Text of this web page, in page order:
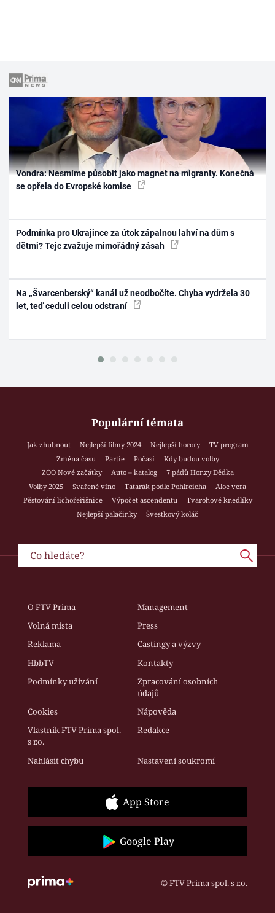
Vondra: Nesmíme působit jako magnet na migranty. Konečná
se opřela do Evropské komise
Podmínka pro Ukrajince za útok zápalnou lahví na dům s
dětmi? Tejc zvažuje mimořádný zásah
Na „Švarcenberský“ kanál už neodbočíte. Chyba vydržela 30
let, teď ceduli celou odstraní
Populární témata
Jak zhubnout Nejlepší filmy 2024 Nejlepší horory
TV program
Změna času
Partie Počasí
Kdy budou volby
ZOO Nové začátky
Auto – katalog
7 pádů Honzy Dědka
Volby 2025
Svařené víno Tatarák podle Pohlreicha
Aloe vera
Pěstování lichořeřišnice
Výpočet ascendentu
Tvarohové knedlíky
Nejlepší palačinky
Švestkový koláč
O FTV Prima
Management
Volná místa
Press
Reklama
Castingy a výzvy
HbbTV
Kontakty
Podmínky užívání
Zpracování osobních
údajů
Cookies
Nápověda
Vlastník FTV Prima spol.
s r.o.
Redakce
Nahlásit chybu Nastavení soukromí
App Store
Google Play
© FTV Prima spol. s r.o.